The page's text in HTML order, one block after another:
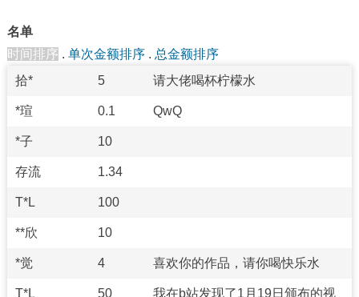
名单
时间排序 . 单次金额排序. 总金额排序
拾*
5 请大佬喝杯柠檬水
*瑄 0.1 QwQ
*子 10
存流 1.34
T*L 100
**欣 10
*觉 4 喜欢你的作品，请你喝快乐水
T*L 50
我在b站发现了1月19日颁布的视